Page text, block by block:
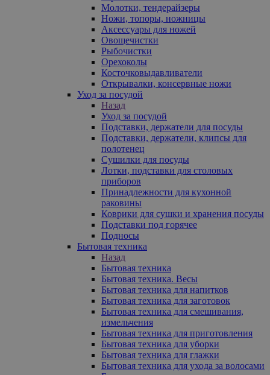
Молотки, тендерайзеры
Ножи, топоры, ножницы
Аксессуары для ножей
Овощечистки
Рыбочистки
Орехоколы
Косточковыдавливатели
Открывалки, консервные ножи
Уход за посудой
Назад
Уход за посудой
Подставки, держатели для посуды
Подставки, держатели, клипсы для
полотенец
Сушилки для посуды
Лотки, подставки для столовых
приборов
Принадлежности для кухонной
раковины
Коврики для сушки и хранения посуды
Подставки под горячее
Подносы
Бытовая техника
Назад
Бытовая техника
Бытовая техника. Весы
Бытовая техника для напитков
Бытовая техника для заготовок
Бытовая техника для смешивания,
измельчения
Бытовая техника для приготовления
Бытовая техника для уборки
Бытовая техника для глажки
Бытовая техника для ухода за волосами